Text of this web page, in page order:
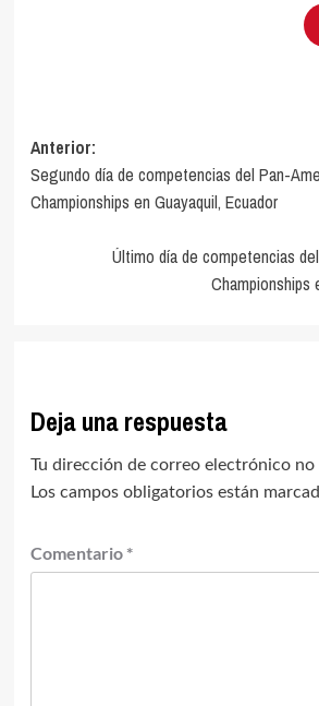
Navegación
de
entradas
Anterior:
Segundo día de competencias del Pan-
Championships en Guayaquil, Ecuador
Último día de competencias
Championships
Deja una respuesta
Tu dirección de correo electrónico no
Los campos obligatorios están
Comentario *